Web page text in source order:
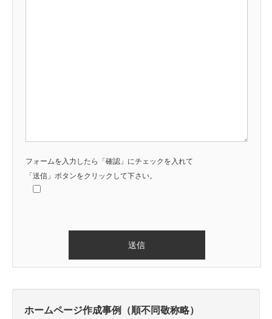
フォームを入力したら「確認」にチェックを入れて
「送信」ボタンをクリックして下さい。
ホームページ作成事例（順不同敬称略）